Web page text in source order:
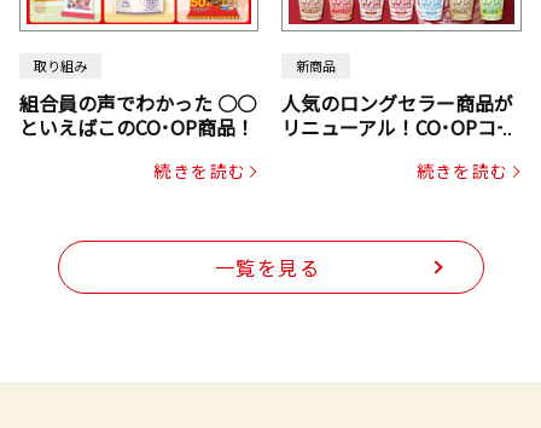
取り組み
組合員の声でわかった ○○
といえばこのCO･OP商品！
続きを読む
新商品
人気のロングセラー商品が
リニューアル！CO･OPコー
続きを読む
一覧を見る